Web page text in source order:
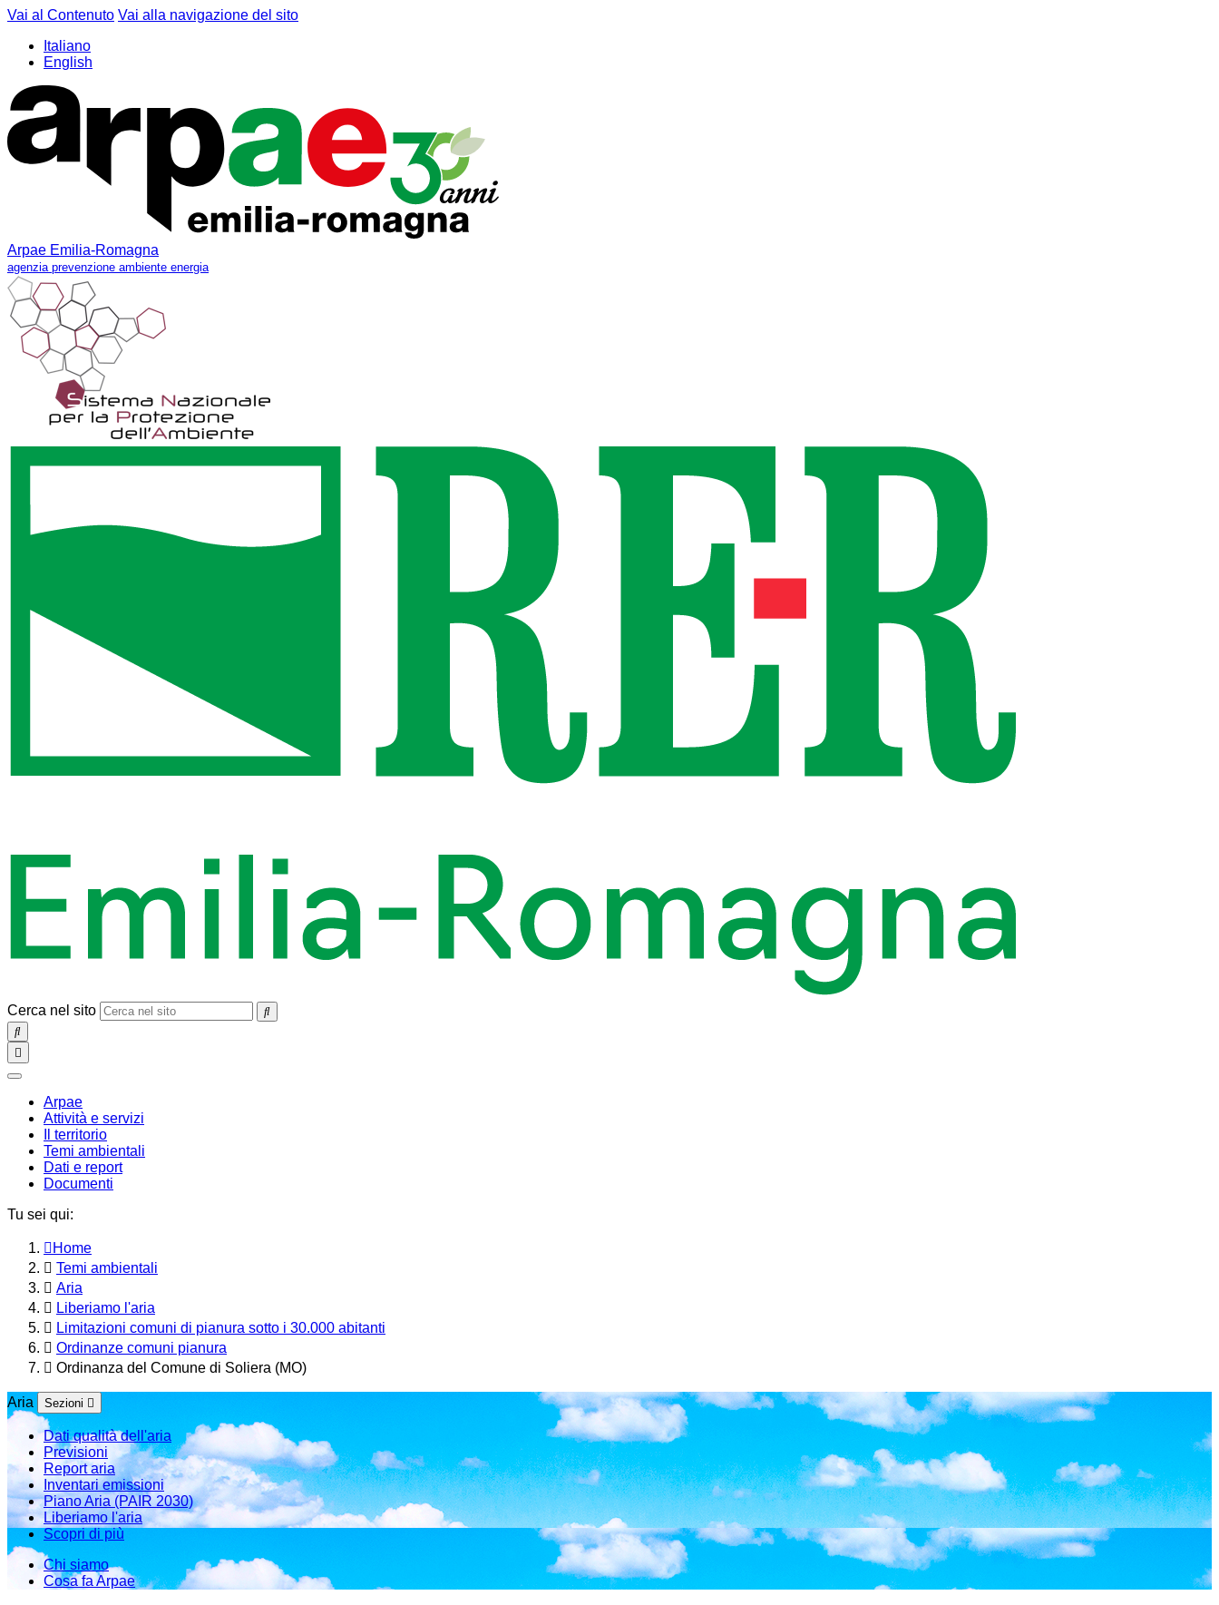
Vai al Contenuto Vai alla navigazione del sito
Italiano
English
Arpae Emilia-Romagna
agenzia prevenzione ambiente energia
Cerca nel sito
SEARCH
Toggle
navigation
chiudi
Arpae
Attività e servizi
Il territorio
Temi ambientali
Dati e report
Documenti
Tu sei qui:
Home
Temi ambientali
Aria
Liberiamo l'aria
Limitazioni comuni di pianura sotto i 30.000 abitanti
Ordinanze comuni pianura
Ordinanza del Comune di Soliera (MO)
Aria Sezioni
Dati qualità dell'aria
Previsioni
Report aria
Inventari emissioni
Piano Aria (PAIR 2030)
Liberiamo l'aria
Scopri di più
Chi siamo
Cosa fa Arpae